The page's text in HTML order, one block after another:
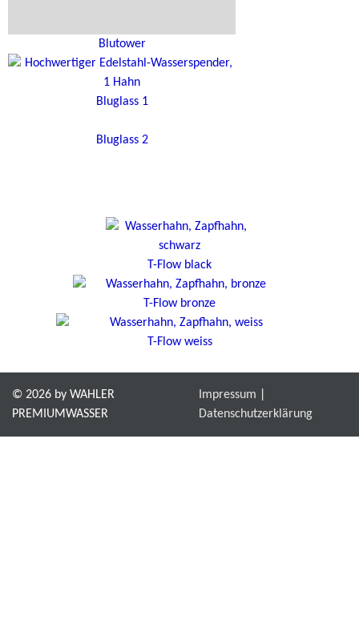
Blutower
Bluglass 1
Bluglass 2
T-Flow black
T-Flow bronze
T-Flow weiss
© 2026 by WAHLER
PREMIUMWASSER
Impressum
Datenschutzerklärung